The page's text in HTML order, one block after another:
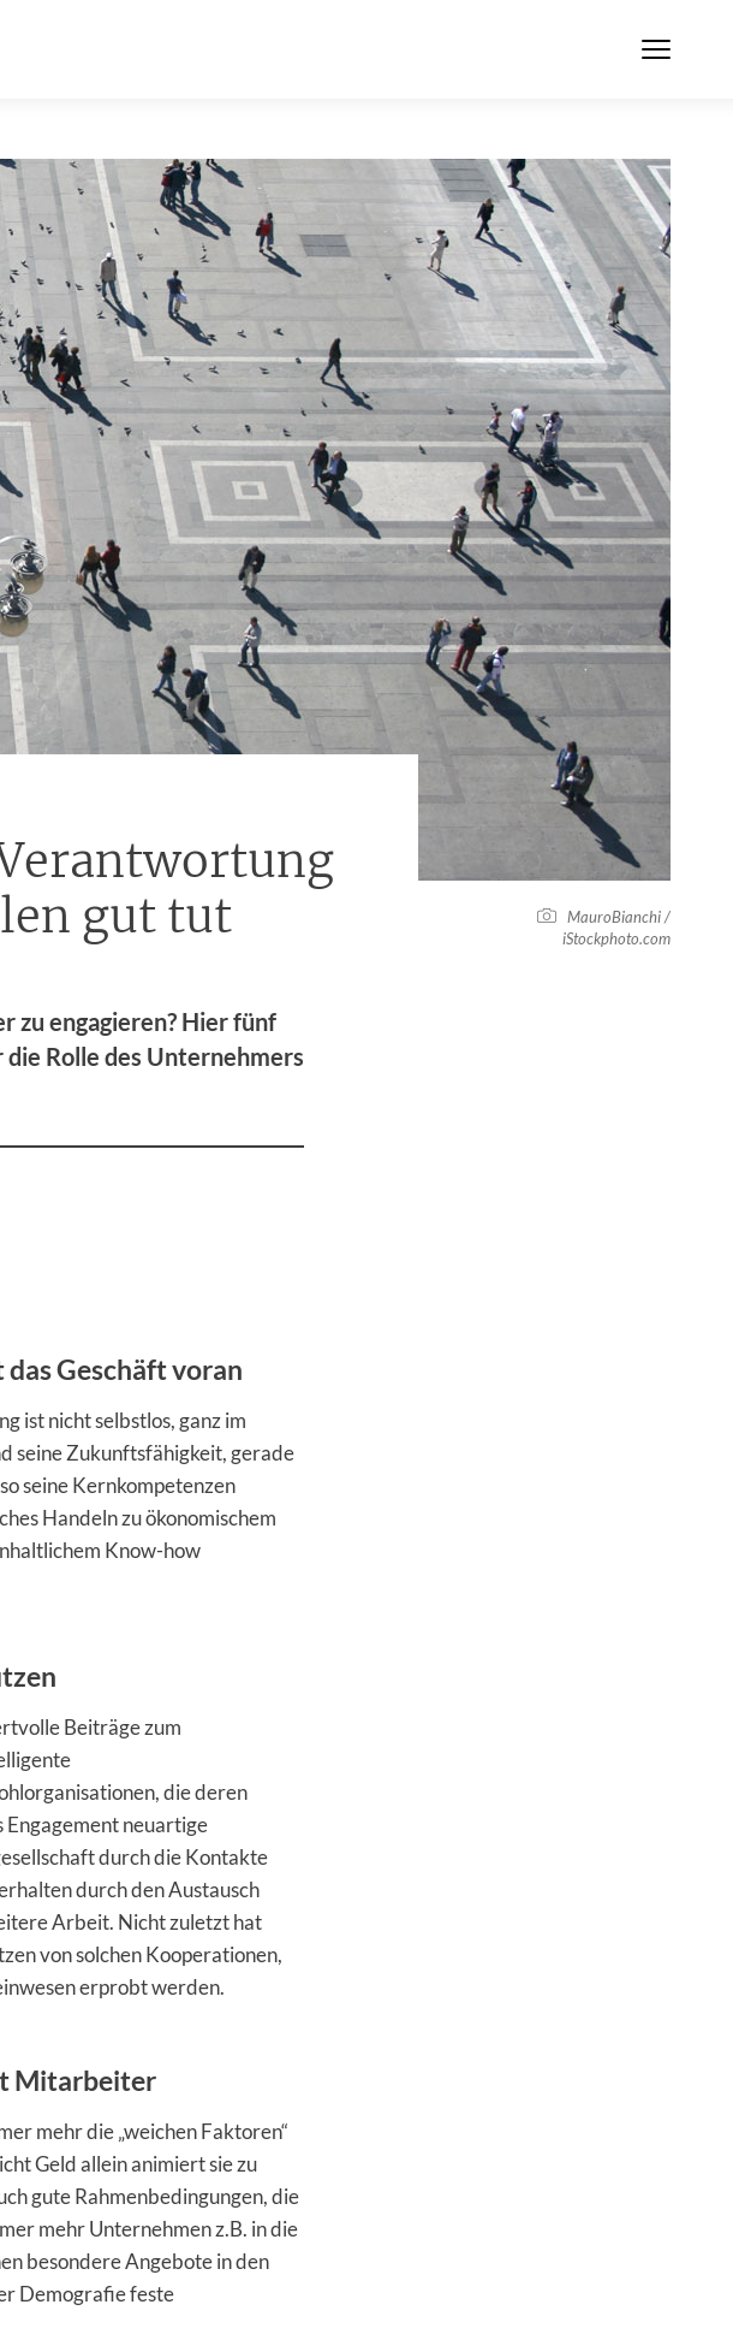
MauroBianchi /
iStockphoto.com
gut tut
zu engagieren? Hier fünf
Rolle des Unternehmers
Geschäft voran
ist nicht selbstlos, ganz im
seine Zukunftsfähigkeit, gerade
seine Kernkompetenzen
Handeln zu ökonomischem
Know-how
Beiträge zum
die deren
Engagement neuartige
durch die Kontakte
durch den Austausch
Arbeit. Nicht zuletzt hat
von solchen Kooperationen,
erprobt werden.
Mitarbeiter
mehr die „weichen Faktoren“
Geld allein animiert sie zu
gute Rahmenbedingungen, die
mehr Unternehmen z.B. in die
besondere Angebote in den
Demografie feste